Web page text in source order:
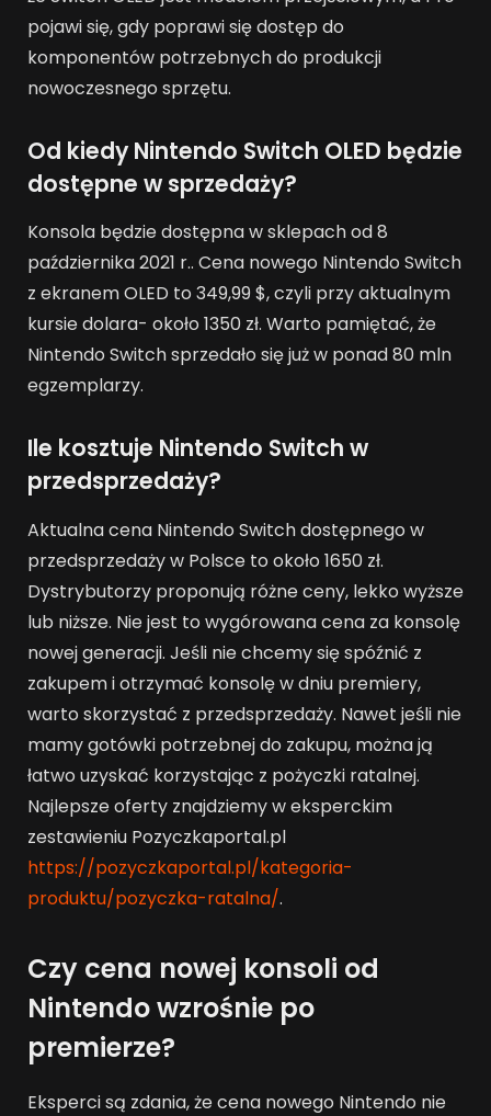
pojawi się, gdy poprawi się dostęp do
komponentów potrzebnych do produkcji
nowoczesnego sprzętu.
Od kiedy Nintendo Switch OLED będzie
dostępne w sprzedaży?
Konsola będzie dostępna w sklepach od 8
października 2021 r.. Cena nowego Nintendo Switch
z ekranem OLED to 349,99 $, czyli przy aktualnym
kursie dolara- około 1350 zł. Warto pamiętać, że
Nintendo Switch sprzedało się już w ponad 80 mln
egzemplarzy.
Ile kosztuje Nintendo Switch w
przedsprzedaży?
Aktualna cena Nintendo Switch dostępnego w
przedsprzedaży w Polsce to około 1650 zł.
Dystrybutorzy proponują różne ceny, lekko wyższe
lub niższe. Nie jest to wygórowana cena za konsolę
nowej generacji. Jeśli nie chcemy się spóźnić z
zakupem i otrzymać konsolę w dniu premiery,
warto skorzystać z przedsprzedaży. Nawet jeśli nie
mamy gotówki potrzebnej do zakupu, można ją
łatwo uzyskać korzystając z pożyczki ratalnej.
Najlepsze oferty znajdziemy w eksperckim
zestawieniu Pozyczkaportal.pl
https://pozyczkaportal.pl/kategoria-
produktu/pozyczka-ratalna/.
Czy cena nowej konsoli od
Nintendo wzrośnie po
premierze?
Eksperci są zdania, że cena nowego Nintendo nie